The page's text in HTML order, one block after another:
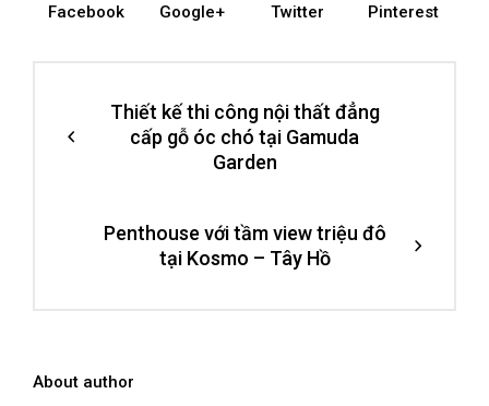
Facebook Google+ Twitter Pinterest
Thiết kế thi công nội thất đẳng
cấp gỗ óc chó tại Gamuda
Garden
Penthouse với tầm view triệu đô
tại Kosmo – Tây Hồ
About author